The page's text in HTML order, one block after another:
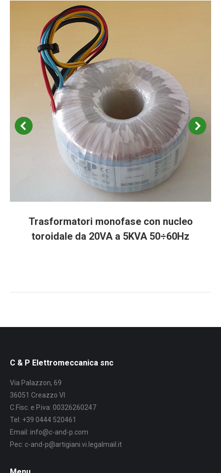
Trasformatori monofase con nucleo
toroidale da 20VA a 5KVA 50÷60Hz
C & P Elettromeccanica snc
Via Palazzon, 69
36051 Creazzo VI
C.Fisc. e P.iva: 00326260247
Tel: +39 0444 520461
Email: info@c-and-p.com
Pec: c-and-p@artigiani.vi.legalmail.it